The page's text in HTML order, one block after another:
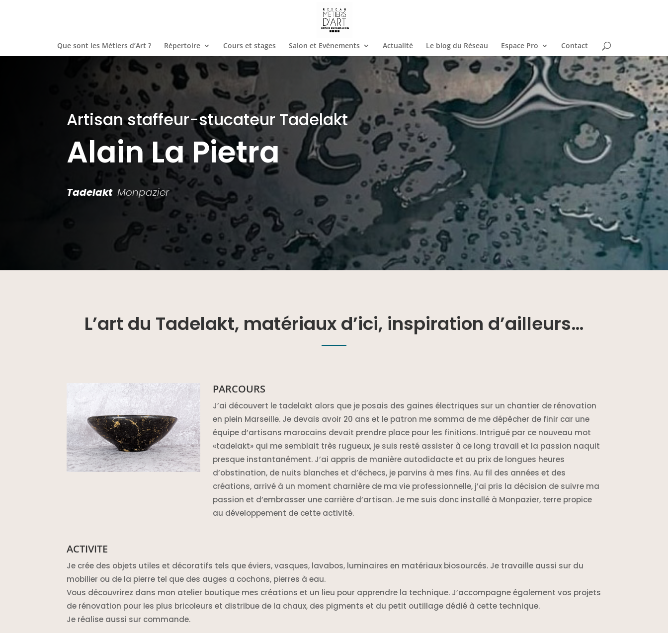
Que sont les Métiers d’Art ? Répertoire Cours et stages Salon et Evènements Actualité Le blog du Réseau Espace Pro Contact
Artisan staffeur-stucateur Tadelakt
Alain La Pietra
Tadelakt Monpazier
L’art du Tadelakt, matériaux d’ici, inspiration d’ailleurs…
PARCOURS
J’ai découvert le tadelakt alors que je posais des gaines électriques sur un chantier de rénovation
en plein Marseille. Je devais avoir 20 ans et le patron me somma de me dépêcher de finir car une
équipe d’artisans marocains devait prendre place pour les finitions. Intrigué par ce nouveau mot
«tadelakt» qui me semblait très rugueux, je suis resté assister à ce long travail et la passion naquit
presque instantanément. J’ai appris de manière autodidacte et au prix de longues heures
d’obstination, de nuits blanches et d’échecs, je parvins à mes fins. Au fil des années et des
créations, arrivé à un moment charnière de ma vie professionnelle, j’ai pris la décision de suivre ma
passion et d’embrasser une carrière d’artisan. Je me suis donc installé à Monpazier, terre propice
au développement de cette activité.
ACTIVITE
Je crée des objets utiles et décoratifs tels que éviers, vasques, lavabos, luminaires en matériaux biosourcés. Je travaille aussi sur du
mobilier ou de la pierre tel que des auges a cochons, pierres à eau.
Vous découvrirez dans mon atelier boutique mes créations et un lieu pour apprendre la technique. J’accompagne également vos projets
de rénovation pour les plus bricoleurs et distribue de la chaux, des pigments et du petit outillage dédié à cette technique.
Je réalise aussi sur commande.